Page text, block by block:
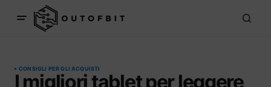
CONSIGLI PER GLI ACQUISTI
I migliori tablet per leggere